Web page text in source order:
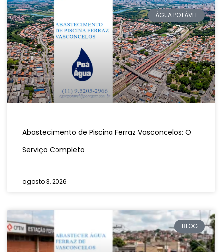
ÁGUA POTÁVEL
Abastecimento de Piscina Ferraz Vasconcelos: O
Serviço Completo
agosto 3, 2026
BLOG